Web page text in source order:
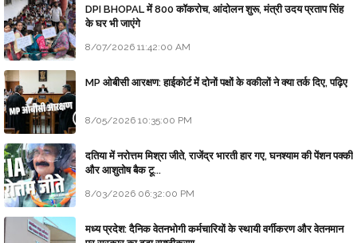
DPI BHOPAL में 800 कॉकरोच, आंदोलन शुरू, मंत्री उदय प्रताप सिंह
के घर भी जाएंगे
8/07/2026 11:42:00 AM
MP ओबीसी आरक्षण: हाईकोर्ट में दोनों पक्षों के वकीलों ने क्या तर्क दिए, पढ़िए
8/05/2026 10:35:00 PM
दतिया में नरोत्तम मिश्रा जीते, राजेंद्र भारती हार गए, घनश्याम की पेंशन पक्की
और आशुतोष बैक टू...
8/03/2026 06:32:00 PM
मध्य प्रदेश: दैनिक वेतनभोगी कर्मचारियों के स्थायी वर्गीकरण और वेतनमान